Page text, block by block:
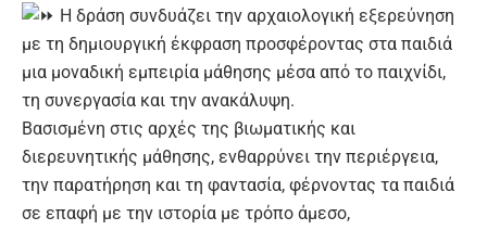
Η δράση συνδυάζει την αρχαιολογική εξερεύνηση
με τη δημιουργική έκφραση προσφέροντας στα παιδιά
μια μοναδική εμπειρία μάθησης μέσα από το παιχνίδι,
τη συνεργασία και την ανακάλυψη.
Βασισμένη στις αρχές της βιωματικής και
διερευνητικής μάθησης, ενθαρρύνει την περιέργεια,
την παρατήρηση και τη φαντασία, φέρνοντας τα παιδιά
σε επαφή με την ιστορία με τρόπο άμεσο,